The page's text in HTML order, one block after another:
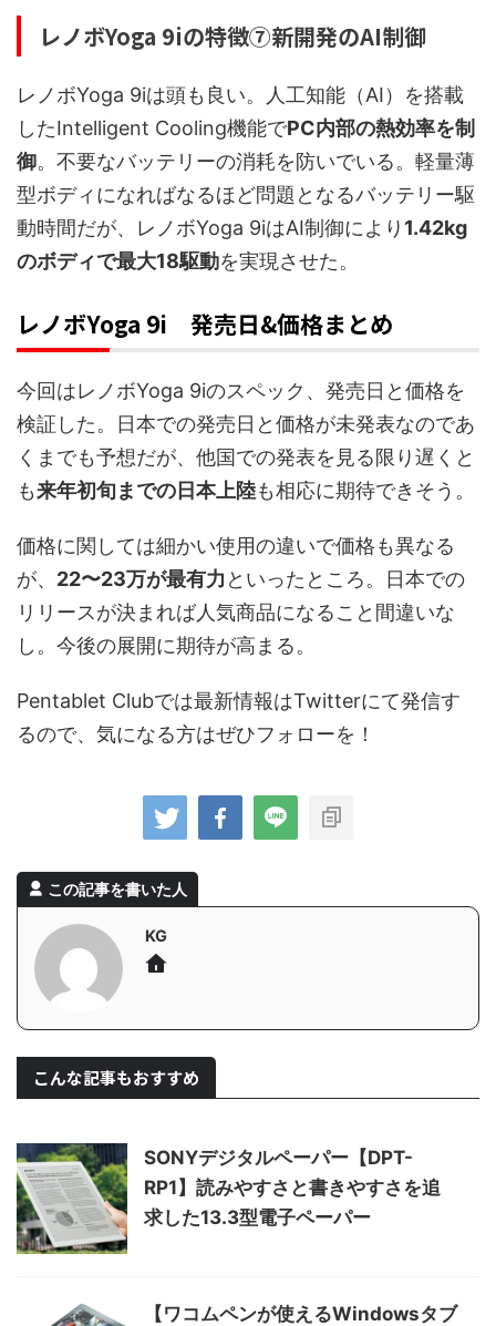
レノボYoga 9iの特徴⑦新開発のAI制御
レノボYoga 9iは頭も良い。人工知能（AI）を搭載
したIntelligent Cooling機能でPC内部の熱効率を制
御。不要なバッテリーの消耗を防いでいる。軽量薄
型ボディになればなるほど問題となるバッテリー駆
動時間だが、レノボYoga 9iはAI制御により 1.42kg
のボディで最大18駆動を実現させた。
レノボYoga 9i 発売日&価格まとめ
今回はレノボYoga 9iのスペック、発売日と価格を
検証した。日本での発売日と価格が未発表なのであ
くまでも予想だが、他国での発表を見る限り遅くと
も来年初旬までの日本上陸も相応に期待できそう。
価格に関しては細かい使用の違いで価格も異なる
が、 22〜23万が最有力 といったところ。日本での
リリースが決まれば人気商品になること間違いな
し。今後の展開に期待が高まる。
Pentablet Clubでは最新情報はTwitterにて発信す
るので、気になる方はぜひフォローを！
この記事を書いた人
KG
こんな記事もおすすめ
SONYデジタルペーパー【DPT-
RP1】読みやすさと書きやすさを追
求した13.3型電子ペーパー
【ワコムペンが使えるWindowsタブ